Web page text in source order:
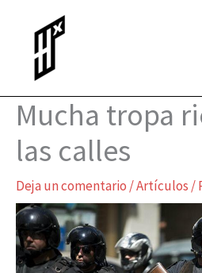
contenido
Mucha tropa
las calles
Deja un comentario /Artículos /